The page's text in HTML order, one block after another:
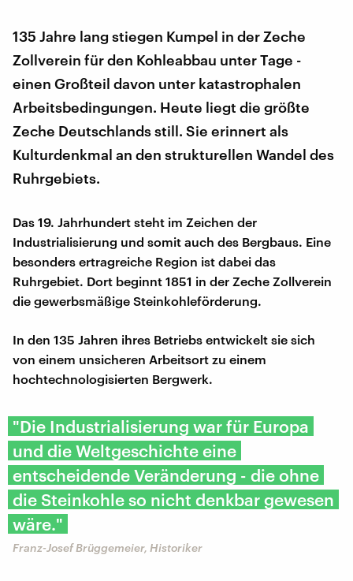
135 Jahre lang stiegen Kumpel in der Zeche
Zollverein für den Kohleabbau unter Tage -
einen Großteil davon unter katastrophalen
Arbeitsbedingungen. Heute liegt die größte
Zeche Deutschlands still. Sie erinnert als
Kulturdenkmal an den strukturellen Wandel des
Ruhrgebiets.
Das 19. Jahrhundert steht im Zeichen der
Industrialisierung und somit auch des Bergbaus. Eine
besonders ertragreiche Region ist dabei das
Ruhrgebiet. Dort beginnt 1851 in der Zeche Zollverein
die gewerbsmäßige Steinkohleförderung.
In den 135 Jahren ihres Betriebs entwickelt sie sich
von einem unsicheren Arbeitsort zu einem
hochtechnologisierten Bergwerk.
"Die Industrialisierung war für Europa
und die Weltgeschichte eine
entscheidende Veränderung - die ohne
die Steinkohle so nicht denkbar gewesen
wäre."
Franz-Josef Brüggemeier, Historiker